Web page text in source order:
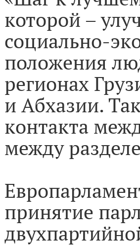
которой –
социально-
положения
регионах
и Абхазии.
контакта
между
принятие